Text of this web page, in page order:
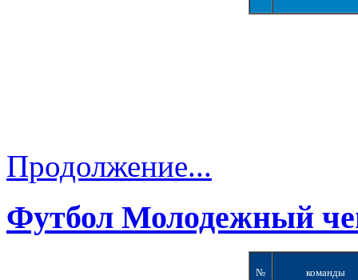
Продолжение...
Футбол Молодежный
№ команды